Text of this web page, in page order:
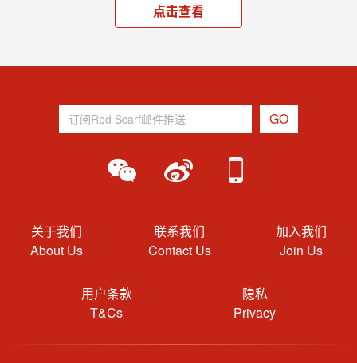
点击查看
关于我们
About Us
联系我们
Contact Us
加入我们
Join Us
用户条款
T&Cs
隐私
Privacy